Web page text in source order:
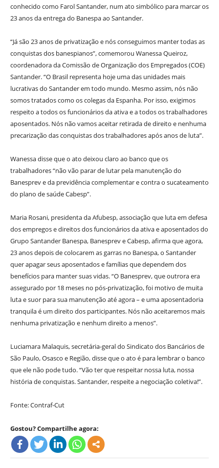
conhecido como Farol Santander, num ato simbólico para marcar os
23 anos da entrega do Banespa ao Santander.
“Já são 23 anos de privatização e nós conseguimos manter todas as
conquistas dos banespianos”, comemorou Wanessa Queiroz,
coordenadora da Comissão de Organização dos Empregados (COE)
Santander. “O Brasil representa hoje uma das unidades mais
lucrativas do Santander em todo mundo. Mesmo assim, nós não
somos tratados como os colegas da Espanha. Por isso, exigimos
respeito a todos os funcionários da ativa e a todos os trabalhadores
aposentados. Nós não vamos aceitar retirada de direito e nenhuma
precarização das conquistas dos trabalhadores após anos de luta”.
Wanessa disse que o ato deixou claro ao banco que os
trabalhadores “não vão parar de lutar pela manutenção do
Banesprev e da previdência complementar e contra o sucateamento
do plano de saúde Cabesp”.
Maria Rosani, presidenta da Afubesp, associação que luta em defesa
dos empregos e direitos dos funcionários da ativa e aposentados do
Grupo Santander Banespa, Banesprev e Cabesp, afirma que agora,
23 anos depois de colocarem as garras no Banespa, o Santander
quer apagar seus aposentados e famílias que dependem dos
benefícios para manter suas vidas. “O Banesprev, que outrora era
assegurado por 18 meses no pós-privatização, foi motivo de muita
luta e suor para sua manutenção até agora – e uma aposentadoria
tranquila é um direito dos participantes. Nós não aceitaremos mais
nenhuma privatização e nenhum direito a menos”.
Luciamara Malaquis, secretária-geral do Sindicato dos Bancários de
São Paulo, Osasco e Região, disse que o ato é para lembrar o banco
que ele não pode tudo. “Vão ter que respeitar nossa luta, nossa
história de conquistas. Santander, respeite a negociação coletiva!”.
Fonte: Contraf-Cut
Gostou? Compartilhe agora: